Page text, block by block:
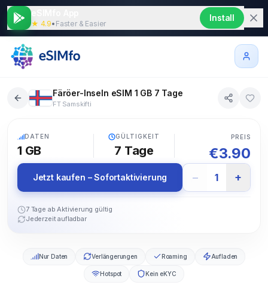
★ 4.9• Faster & Easier
Install
Färöer-Inseln eSIM 1 GB 7 Tage
FT Samskifti
DATEN
1 GB
GÜLTIGKEIT
7 Tage
PREIS
€3.90
Jetzt kaufen – Sofortaktivierung − 1 +
7 Tage ab Aktivierung gültig
Jederzeit aufladbar
Nur Daten Verlängerungen Roaming Aufladen
Hotspot Kein eKYC